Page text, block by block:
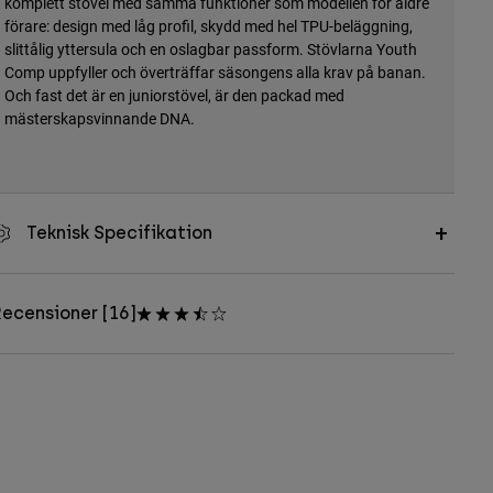
förare: design med låg profil, skydd med hel TPU-beläggning,
slittålig yttersula och en oslagbar passform. Stövlarna Youth
Comp uppfyller och överträffar säsongens alla krav på banan.
Och fast det är en juniorstövel, är den packad med
mästerskapsvinnande DNA.
Teknisk Specifikation
[16]